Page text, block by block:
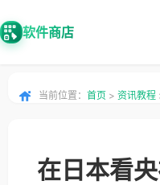
软件商店
当前位置： 首页 > 资讯教程
在日本看